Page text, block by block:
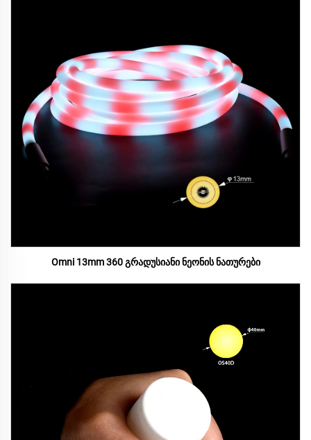
Omni 13mm 360 გრადუსიანი ნეონის ნათურები